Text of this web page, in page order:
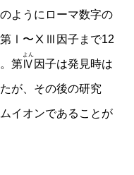
のようにローマ数字の
第Ⅰ〜ⅩⅢ因子まで12
第Ⅳ
よん
因子は発見時は
が、その後の研究
イオンであることが